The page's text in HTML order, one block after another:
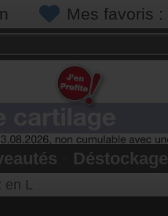
Mes favoris :
Déstockage
en L